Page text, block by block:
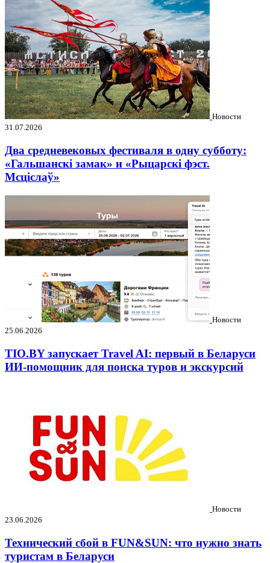
Новости
31.07.2026
Два средневековых фестиваля в одну субботу:
«Гальшанскі замак» и «Рыцарскі фэст.
Мсціслаў»
Новости
25.06.2026
TIO.BY запускает Travel AI: первый в Беларуси
ИИ-помощник для поиска туров и экскурсий
Новости
23.06.2026
Технический сбой в FUN&SUN: что нужно знать
туристам в Беларуси